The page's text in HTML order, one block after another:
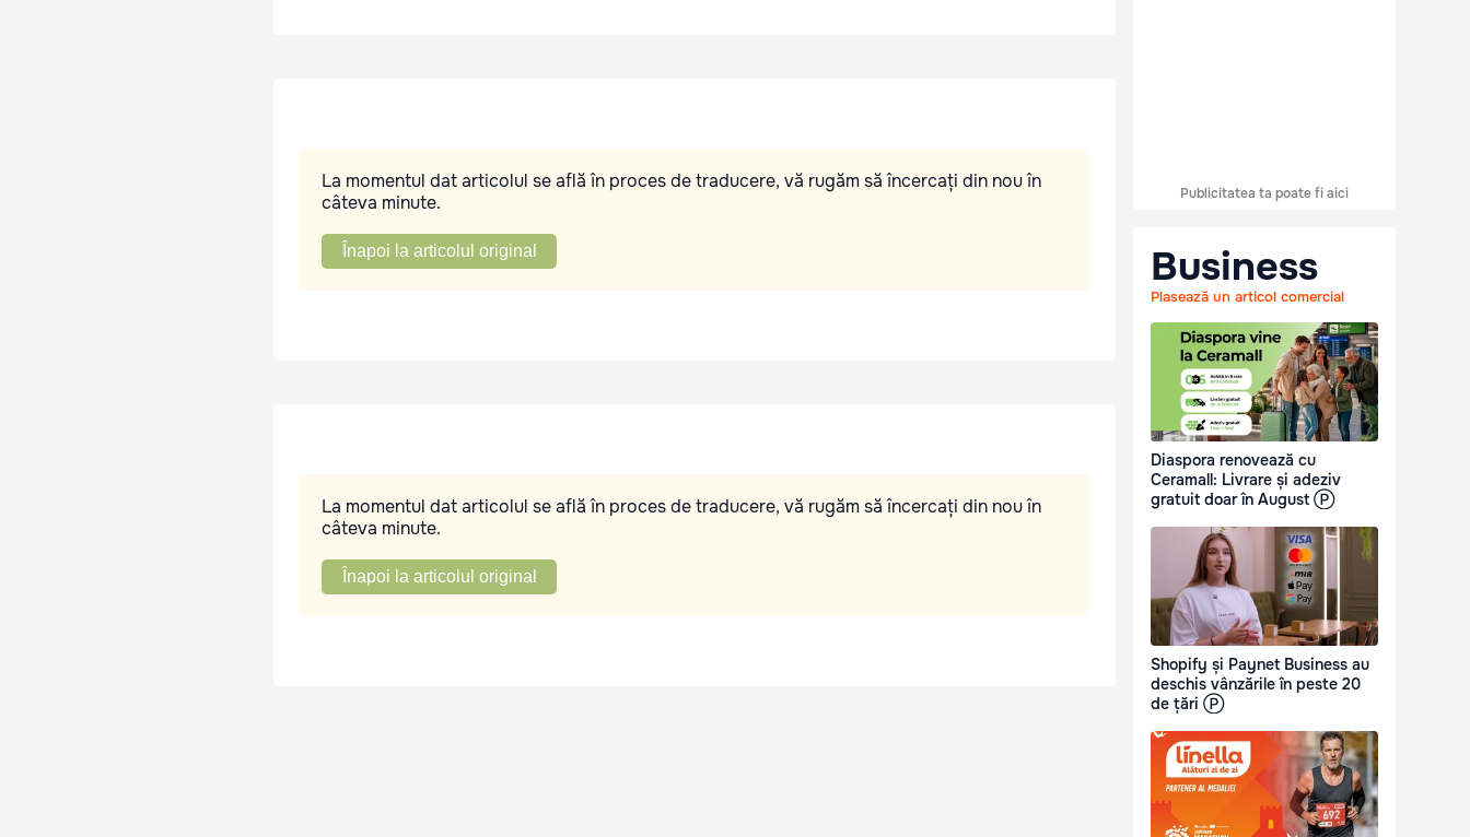
La momentul dat articolul se află în proces de traducere, vă rugăm să încercați din nou în
câteva minute.
Înapoi la articolul original
La momentul dat articolul se află în proces de traducere, vă rugăm să încercați din nou în
câteva minute.
Înapoi la articolul original
Publicitatea ta poate fi aici
Business
Plasează un articol comercial
Diaspora renovează cu
Ceramall: Livrare și adeziv
gratuit doar în August Ⓟ
Shopify și Paynet Business au
deschis vânzările în peste 20
de țări Ⓟ